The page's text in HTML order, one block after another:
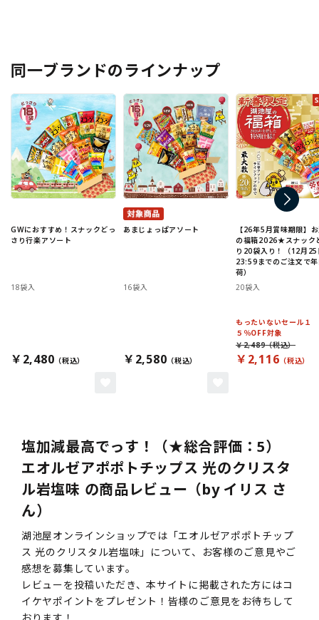
同一ブランドのラインナップ
GWにおすすめ！スナックどっ
さり行楽アソート
18袋入
￥2,480
あまじょっぱアソート
16袋入
￥2,580
【26年5月賞味期限】
の福箱2026★スナック
り20袋入り！（12月25
23:59までのご注文で
荷）
20袋入
もったいないセール１
５％OFF対象
￥2,116
￥2,489
塩加減最高でっす！（★総合評価：5）
エオルゼアポポトチップス 光のクリスタ
ル岩塩味 の商品レビュー（by イリス さ
ん）
湖池屋オンラインショップでは「エオルゼアポポトチップ
ス 光のクリスタル岩塩味」について、お客様のご意見やご
感想を募集しています。
レビューを投稿いただき、本サイトに掲載された方にはコ
イケヤポイントをプレゼント！皆様のご意見をお待ちして